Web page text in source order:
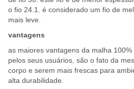
o fio 24.1. é considerado um fio de
mais leve.
vantagens
as maiores vantagens da malha
pelos seus usuários, são o fato da
corpo e serem mais frescas para
alta durabilidade.